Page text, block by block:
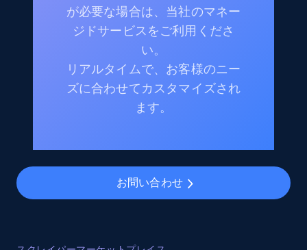
が必要な場合は、当社のマネー
ジドサービスをご利用くださ
い。
リアルタイムで、お客様のニー
ズに合わせてカスタマイズされ
ます。
お問い合わせ